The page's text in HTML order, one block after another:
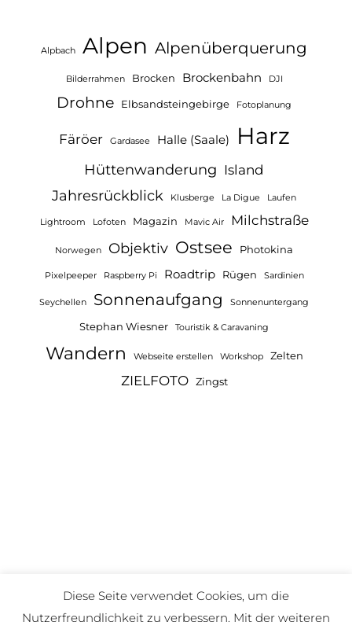
Alpbach Alpen Alpenüberquerung
Bilderrahmen Brocken Brockenbahn DJI
Drohne Elbsandsteingebirge Fotoplanung
Färöer Gardasee Halle (Saale) Harz
Hüttenwanderung Island
Jahresrückblick Klusberge La Digue Laufen
Lightroom Lofoten Magazin Mavic Air Milchstraße
Norwegen Objektiv Ostsee Photokina
Pixelpeeper Raspberry Pi Roadtrip Rügen Sardinien
Seychellen Sonnenaufgang Sonnenuntergang
Stephan Wiesner Touristik & Caravaning
Wandern Webseite erstellen Workshop Zelten
ZIELFOTO Zingst
Diese Seite verwendet Cookies, um die
Nutzerfreundlichkeit zu verbessern. Mit der weiteren